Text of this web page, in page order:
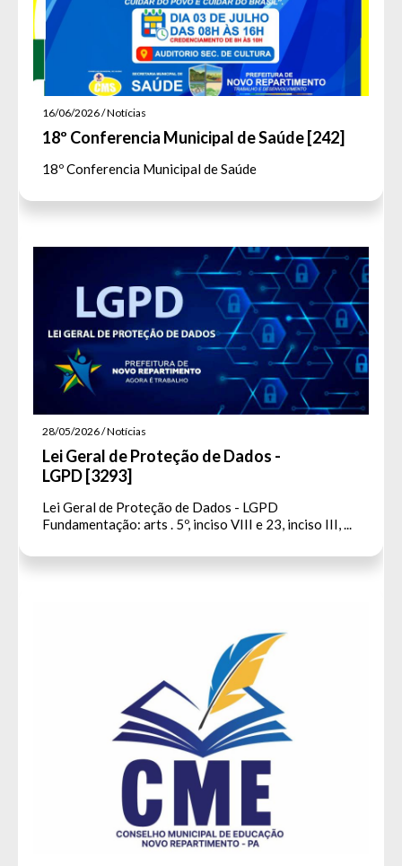
16/06/2026 / Notícias
18º Conferencia Municipal de Saúde [242]
18º Conferencia Municipal de Saúde
28/05/2026 / Notícias
Lei Geral de Proteção de Dados -
LGPD [3293]
Lei Geral de Proteção de Dados - LGPD
Fundamentação: arts . 5º, inciso VIII e 23, inciso III, ...